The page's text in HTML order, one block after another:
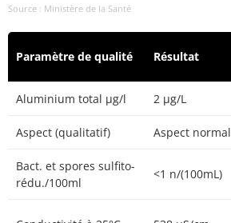
Source : Ministère de la Santé
Paramètre de qualité Résultat
Aluminium total µg/l 2 µg/L
Aspect (qualitatif) Aspect normal
Bact. et spores sulfito-
rédu./100ml
<1 n/(100mL)